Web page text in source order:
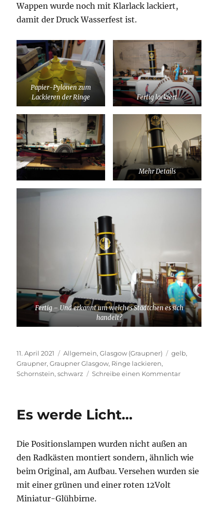
Wappen wurde noch mit Klarlack lackiert,
damit der Druck Wasserfest ist.
Papier-Pylonen zum
Lackieren der Ringe
Fertig lackiert
Mehr Details
Fertig – Und erkannt um welches Städtchen es sich
handelt?
Veröffentlicht
am
11. April 2021 Kategorien
Allgemein,Glasgow (Graupner) Schlagwörter
gelb,
Graupner,Graupner Glasgow, Ringe lackieren,
Schornstein,schwarz Schreibe einen Kommentarzu
Es werde Licht…
Die Positionslampen wurden nicht außen an
den Radkästen montiert sondern, ähnlich wie
beim Original, am Aufbau. Versehen wurden sie
mit einer grünen und einer roten 12Volt
Miniatur-Glühbirne.